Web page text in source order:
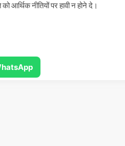
को आर्थिक नीतियों पर हावी न होने दे।